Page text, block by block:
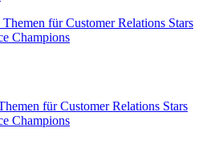
für Customer Relations Stars
Champions
für Customer Relations Stars
Champions